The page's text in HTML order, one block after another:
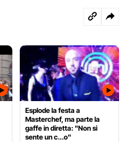
Esplode la festa a
Masterchef, ma parte la
gaffe in diretta: "Non si
sente un c...o"